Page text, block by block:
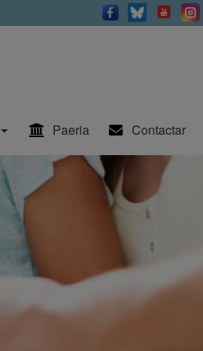
Paeria Contactar